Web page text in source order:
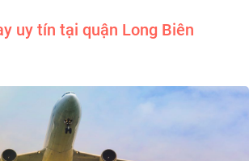
uy tín tại quận Long Biên